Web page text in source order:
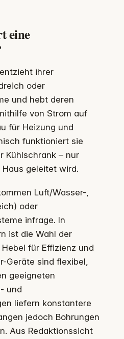
eine
ihrer
oder
und hebt deren
von Strom auf
für Heizung und
funktioniert sie
Kühlschrank – nur
geleitet wird.
Luft/Wasser-,
oder
infrage. In
ist die Wahl der
für Effizienz und
Geräte sind flexibel,
geeigneten
und
liefern konstantere
jedoch Bohrungen
Aus Redaktionssicht